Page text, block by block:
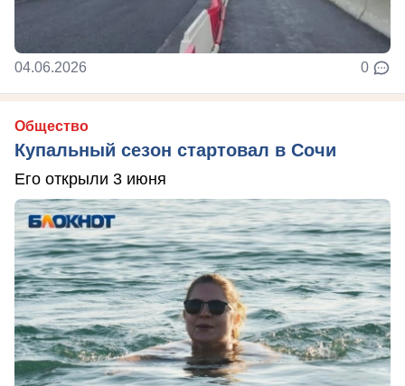
04.06.2026 0
Общество
Купальный сезон стартовал в Сочи
Его открыли 3 июня